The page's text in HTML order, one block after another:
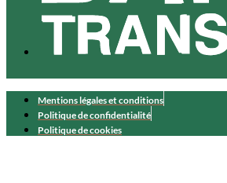
Mentions légales et conditions
Politique de confidentialité
Politique de cookies